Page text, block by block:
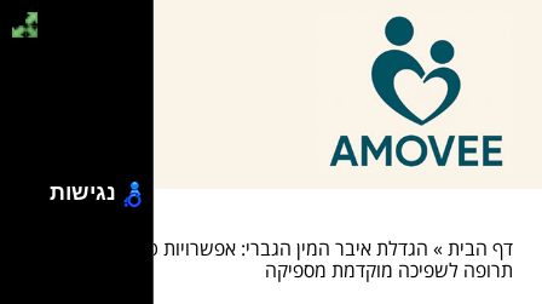
דף הבית» הגדלת איבר המין הגברי: אפשרויות טיפול והאם
תרופה לשפיכה מוקדמת מספיקה
נגישות